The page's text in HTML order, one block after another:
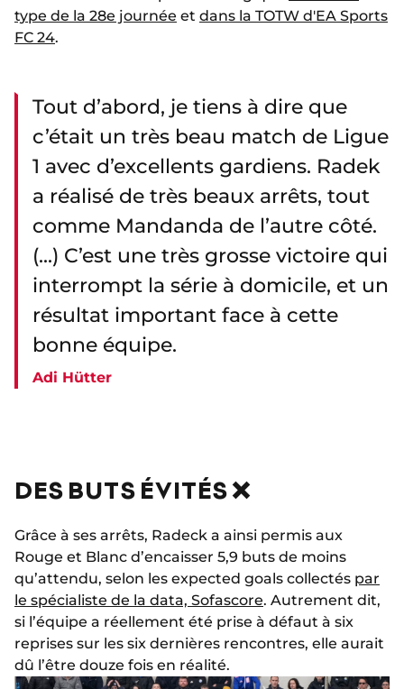
type de la 28e journée et dans la TOTW d'EA Sports
FC 24.
Tout d’abord, je tiens à dire que
c’était un très beau match de Ligue
1 avec d’excellents gardiens. Radek
a réalisé de très beaux arrêts, tout
comme Mandanda de l’autre côté.
(...) C’est une très grosse victoire qui
interrompt la série à domicile, et un
résultat important face à cette
bonne équipe.
Adi Hütter
DES BUTS ÉVITÉS ❌
Grâce à ses arrêts, Radeck a ainsi permis aux
Rouge et Blanc d’encaisser 5,9 buts de moins
qu’attendu, selon les expected goals collectés par
le spécialiste de la data, Sofascore. Autrement dit,
si l’équipe a réellement été prise à défaut à six
reprises sur les six dernières rencontres, elle aurait
dû l’être douze fois en réalité.